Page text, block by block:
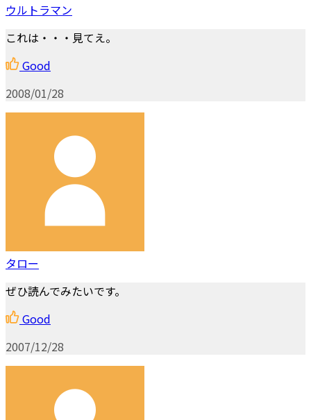
ウルトラマン
これは・・・見てえ。
Good
2008/01/28
タロー
ぜひ読んでみたいです。
Good
2007/12/28